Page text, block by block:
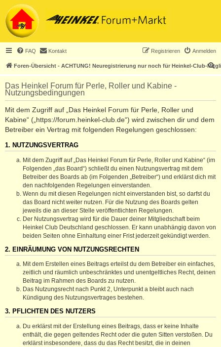
FAQ Kontakt Anmelden
Registrieren
Foren-Übersicht - ACHTUNG! Neuregistrierung nur noch für Heinkel-Club-
S
u
h
Das Heinkel Forum für Perle, Roller und Kabine -
Nutzungsbedingungen
Mit dem Zugriff auf „Das Heinkel Forum für Perle, Roller und
Kabine“ („https://forum.heinkel-club.de“) wird zwischen dir und dem
Betreiber ein Vertrag mit folgenden Regelungen geschlossen:
1. NUTZUNGSVERTRAG
Mit dem Zugriff auf „Das Heinkel Forum für Perle, Roller und Kabine“ (im
Folgenden „das Board“) schließt du einen Nutzungsvertrag mit dem
Betreiber des Boards ab (im Folgenden „Betreiber“) und erklärst dich mit
den nachfolgenden Regelungen einverstanden.
Wenn du mit diesen Regelungen nicht einverstanden bist, so darfst du
das Board nicht weiter nutzen. Für die Nutzung des Boards gelten
jeweils die an dieser Stelle veröffentlichten Regelungen.
Der Nutzungsvertrag wird für die Dauer deiner Mitgliedschaft beim
Heinkel Club Deutschland geschlossen. Er kann unabhängig davon von
beiden Seiten ohne Einhaltung einer Frist jederzeit gekündigt werden.
2. EINRÄUMUNG VON NUTZUNGSRECHTEN
Mit dem Erstellen eines Beitrags erteilst du dem Betreiber ein einfaches,
zeitlich und räumlich unbeschränktes und unentgeltliches Recht, deinen
Beitrag im Rahmen des Boards zu nutzen.
Das Nutzungsrecht nach Punkt 2, Unterpunkt a bleibt auch nach
Kündigung des Nutzungsvertrages bestehen.
3. PFLICHTEN DES NUTZERS
Du erklärst mit der Erstellung eines Beitrags, dass er keine Inhalte
enthält, die gegen geltendes Recht oder die guten Sitten verstoßen. Du
erklärst insbesondere, dass du das Recht besitzt, die in deinen